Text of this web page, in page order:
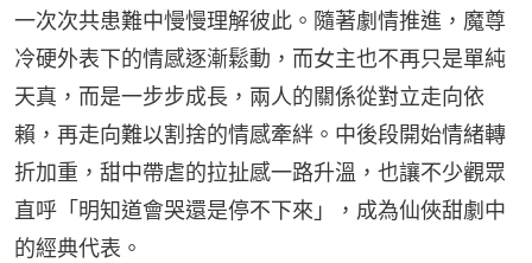
一次次共患難中慢慢理解彼此。隨著劇情推進，魔尊
冷硬外表下的情感逐漸鬆動，而女主也不再只是單純
天真，而是一步步成長，兩人的關係從對立走向依
賴，再走向難以割捨的情感牽絆。中後段開始情緒轉
折加重，甜中帶虐的拉扯感一路升溫，也讓不少觀眾
直呼「明知道會哭還是停不下來」，成為仙俠甜劇中
的經典代表。